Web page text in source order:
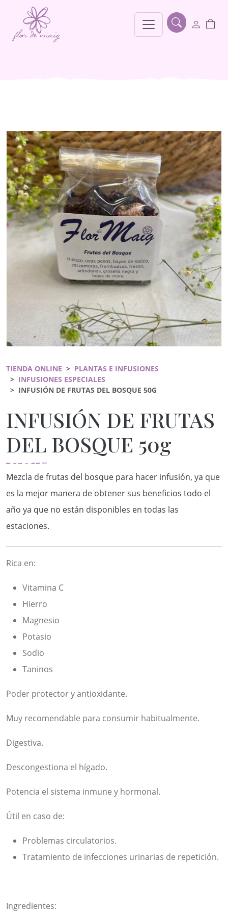
TIENDA ONLINE
PLANTAS E INFUSIONES
INFUSIONES ESPECIALES
INFUSIÓN DE FRUTAS DEL BOSQUE 50G
INFUSIÓN DE FRUTAS
DEL BOSQUE 50g
Mezcla de frutas del bosque para hacer infusión, ya que
es la mejor manera de obtener sus beneficios todo el
año ya que no están disponibles en todas las
estaciones.
Rica en:
Vitamina C
Hierro
Magnesio
Potasio
Sodio
Taninos
Poder protector y antioxidante.
Muy recomendable para consumir habitualmente.
Digestiva.
Descongestiona el hígado.
Potencia el sistema inmune y hormonal.
Útil en caso de:
Problemas circulatorios.
Tratamiento de infecciones urinarias de repetición.
Ingredientes: